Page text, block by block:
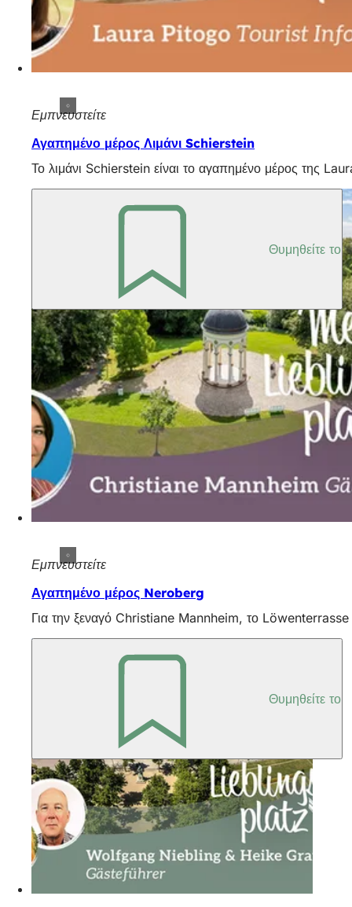
Εμπνευστείτε
Αγαπημένο μέρος Λιμάνι Schierstein
Το λιμάνι Schierstein είναι το αγαπημένο μέρος της
Θυμηθείτε το
Εμπνευστείτε
Αγαπημένο μέρος Neroberg
Για την ξεναγό Christiane Mannheim, το Löwenterrasse
Θυμηθείτε το